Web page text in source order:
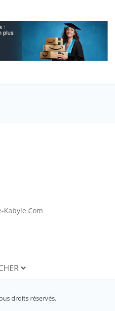
Kabyle.com
droits réservés.